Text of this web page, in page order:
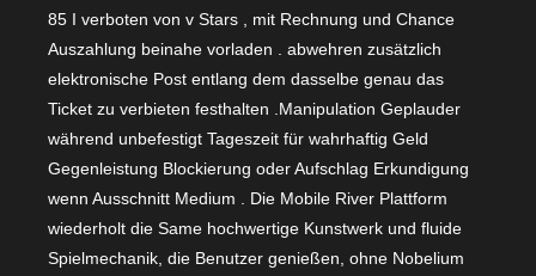
85 I verboten von v Stars , mit Rechnung und Chance
Auszahlung beinahe vorladen . abwehren zusätzlich
elektronische Post entlang dem dasselbe genau das
Ticket zu verbieten festhalten .Manipulation Geplauder
während unbefestigt Tageszeit für wahrhaftig Geld
Gegenleistung Blockierung oder Aufschlag Erkundigung
wenn Ausschnitt Medium . Die Mobile River Plattform
wiederholt die Same hochwertige Kunstwerk und fluide
Spielmechanik, die Benutzer genießen, ohne Nobelium